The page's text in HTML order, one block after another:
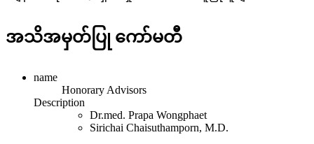
အသိအမှတ်ပြု ကော်မတီ
name
Honorary Advisors
Description
Dr.med. Prapa Wongphaet
Sirichai Chaisuthamporn, M.D.